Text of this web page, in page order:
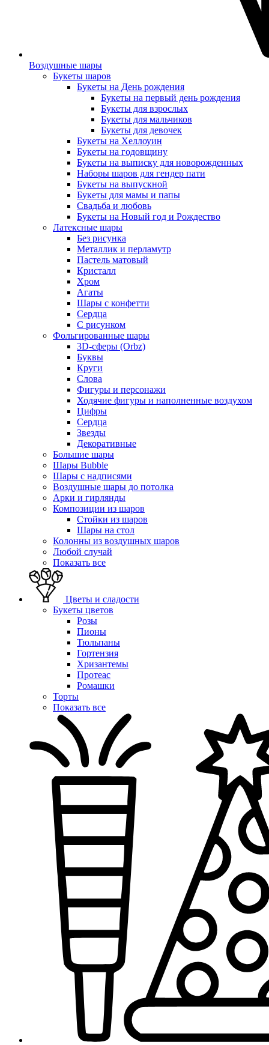
Воздушные шары
Букеты шаров
Букеты на День рождения
Букеты на первый день рождения
Букеты для взрослых
Букеты для мальчиков
Букеты для девочек
Букеты на Хеллоуин
Букеты на годовщину
Букеты на выписку для новорожденных
Наборы шаров для гендер пати
Букеты на выпускной
Букеты для мамы и папы
Свадьба и любовь
Букеты на Новый год и Рождество
Латексные шары
Без рисунка
Металлик и перламутр
Пастель матовый
Кристалл
Хром
Агаты
Шары с конфетти
Сердца
С рисунком
Фольгированные шары
3D-сферы (Orbz)
Буквы
Круги
Слова
Фигуры и персонажи
Ходячие фигуры и наполненные воздухом
Цифры
Сердца
Звезды
Декоративные
Большие шары
Шары Bubble
Шары с надписями
Воздушные шары до потолка
Арки и гирлянды
Композиции из шаров
Стойки из шаров
Шары на стол
Колонны из воздушных шаров
Любой случай
Показать все
Цветы и сладости
Букеты цветов
Розы
Пионы
Тюльпаны
Гортензия
Хризантемы
Протеас
Ромашки
Торты
Показать все